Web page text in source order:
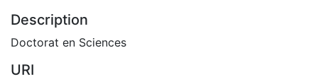
Description
Doctorat en Sciences
URI